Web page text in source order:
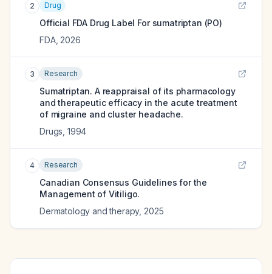
2 Drug
Official FDA Drug Label For sumatriptan (PO)
FDA, 2026
3 Research
Sumatriptan. A reappraisal of its pharmacology
and therapeutic efficacy in the acute treatment
of migraine and cluster headache.
Drugs 1994
4 Research
Canadian Consensus Guidelines for the
Management of Vitiligo.
Dermatology and therapy, 2025